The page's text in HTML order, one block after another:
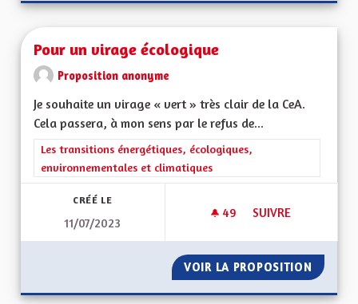
Pour un virage écologique
Proposition anonyme
Je souhaite un virage « vert » très clair de la CeA.
Cela passera, à mon sens par le refus de...
Filtrer les résultats de la catégorie : Les transitions
Les transitions énergétiques, écologiques,
environnementales et climatiques
CRÉÉ LE
11/07/2023
49 49 ABONNÉS
SUIVRE
VOIR LA PROPOSITION POUR